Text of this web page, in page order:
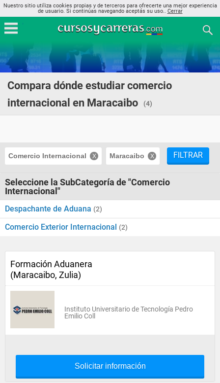
Nuestro sitio utiliza cookies propias y de terceros para ofrecerte una mejor experiencia
de usuario. Si continúas navegando aceptás su uso.. Cerrar
Compara dónde estudiar comercio
internacional en Maracaibo
(4)
Comercio Internacional Maracaibo FILTRAR
Seleccione la SubCategoría de "Comercio
Internacional"
Despachante de Aduana (2)
Comercio Exterior Internacional (2)
Formación Aduanera
(Maracaibo, Zulia)
Instituto Universitario de Tecnología Pedro
Emilio Coll
Solicitar información